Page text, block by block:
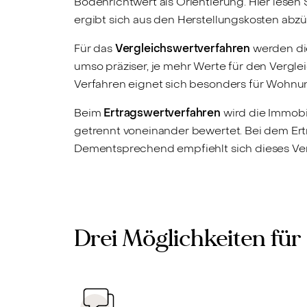
ergibt sich aus den Herstellungskosten
Für dasVergleichswertverfahren werden
umso präziser, je mehr Werte für den
Verfahren eignet sich besonders für
Beim Ertragswertverfahren wird die
getrennt voneinander bewertet. Bei dem
Dementsprechend empfiehlt sich dieses
Drei Möglichkeiten